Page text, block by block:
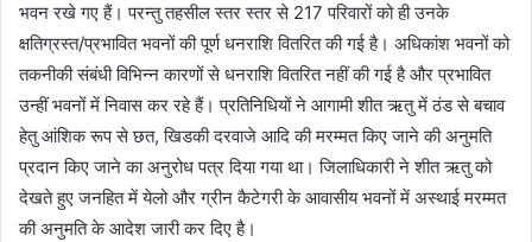
भवन रखे गए हैं। परन्तु तहसील स्तर स्तर से 217 परिवारों को ही उनके
क्षतिग्रस्त/प्रभावित भवनों की पूर्ण धनराशि वितरित की गई है। अधिकांश भवनों को
तकनीकी संबंधी विभिन्न कारणों से धनराशि वितरित नहीं की गई है और प्रभावित
उन्हीं भवनों में निवास कर रहे हैं। प्रतिनिधियों ने आगामी शीत ऋतु में ठंड से बचाव
हेतु आंशिक रूप से छत, खिडकी दरवाजे आदि की मरम्मत किए जाने की अनुमति
प्रदान किए जाने का अनुरोध पत्र दिया गया था। जिलाधिकारी ने शीत ऋतु को
देखते हुए जनहित में येलो और ग्रीन कैटेगरी के आवासीय भवनों में अस्थाई मरम्मत
की अनुमति के आदेश जारी कर दिए है।